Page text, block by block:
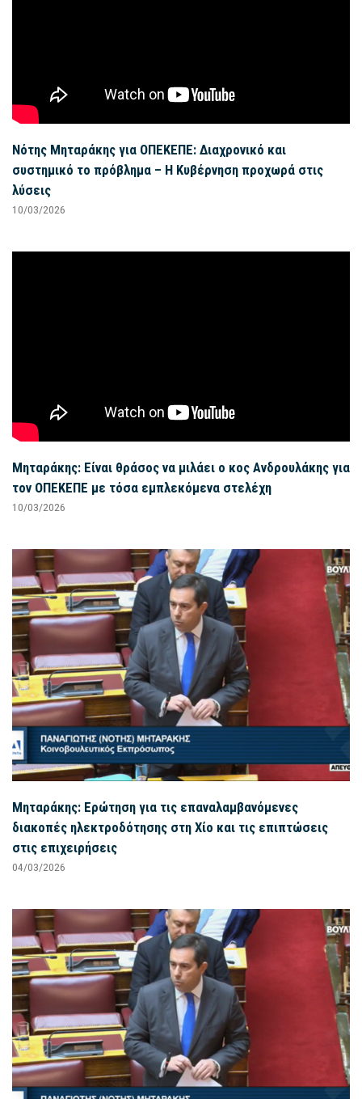
Νότης Μηταράκης για ΟΠΕΚΕΠΕ: Διαχρονικό και
συστημικό το πρόβλημα – Η Κυβέρνηση προχωρά στις
λύσεις
10/03/2026
Μηταράκης: Είναι θράσος να μιλάει ο κος Ανδρουλάκης για
τον ΟΠΕΚΕΠΕ με τόσα εμπλεκόμενα στελέχη
10/03/2026
Μηταράκης: Ερώτηση για τις επαναλαμβανόμενες
διακοπές ηλεκτροδότησης στη Χίο και τις επιπτώσεις
στις επιχειρήσεις
04/03/2026